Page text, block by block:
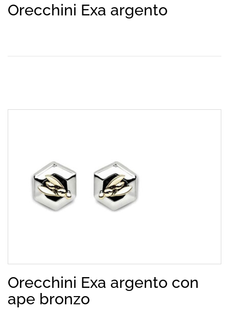
Orecchini Exa argento
Orecchini Exa argento con
ape bronzo